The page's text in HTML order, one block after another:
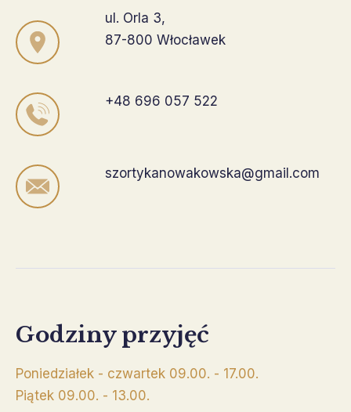
ul. Orla 3,
87-800 Włocławek
+48 696 057 522
szortykanowakowska@gmail.com
Godziny przyjęć
Poniedziałek - czwartek 09.00. - 17.00.
Piątek 09.00. - 13.00.